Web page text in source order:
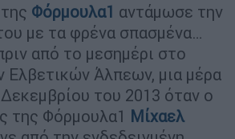
Φόρμουλα1 αντάμωσε την
με τα φρένα σπασμένα…
από το μεσημέρι στο
Άλπεων, μια μέρα
του 2013 όταν ο
της Φόρμουλα1 Μίχαελ